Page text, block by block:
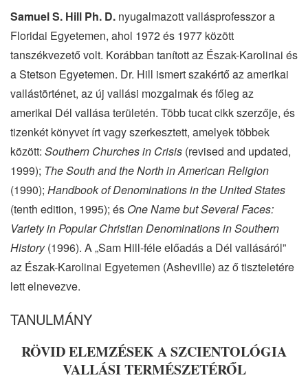
Samuel S. Hill Ph. D. nyugalmazott vallásprofesszor a
Floridai Egyetemen, ahol 1972 és 1977 között
tanszékvezető volt. Korábban tanított az Észak-Karolinai és
a Stetson Egyetemen. Dr. Hill ismert szakértő az amerikai
vallástörténet, az új vallási mozgalmak és főleg az
amerikai Dél vallása területén. Több tucat cikk szerzője, és
tizenkét könyvet írt vagy szerkesztett, amelyek többek
között: Southern Churches in Crisis (revised and updated,
1999); The South and the North in American Religion
(1990); Handbook of Denominations in the United States
(tenth edition, 1995); és One Name but Several Faces:
Variety in Popular Christian Denominations in Southern
History(1996). A „Sam Hill-féle előadás a Dél vallásáról”
az Észak-Karolinai Egyetemen (Asheville) az ő tiszteletére
lett elnevezve.
TANULMÁNY
RÖVID ELEMZÉSEK A SZCIENTOLÓGIA
VALLÁSI TERMÉSZETÉRŐL